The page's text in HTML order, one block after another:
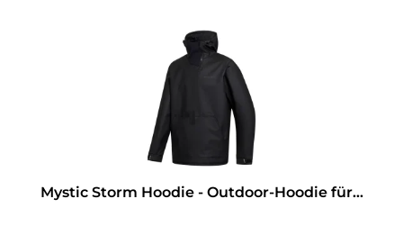
Mystic Storm Hoodie - Outdoor-Hoodie für...